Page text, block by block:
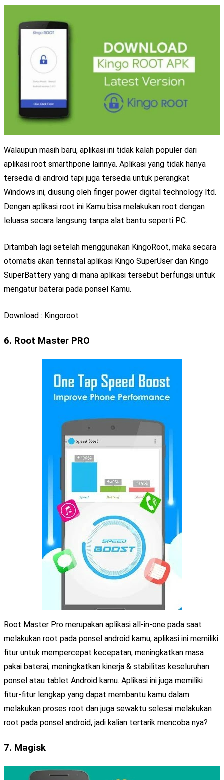
Walaupun masih baru, aplikasi ini tidak kalah populer dari
aplikasi root smarthpone lainnya. Aplikasi yang tidak hanya
tersedia di android tapi juga tersedia untuk perangkat
Windows ini, diusung oleh finger power digital technology ltd.
Dengan aplikasi root ini Kamu bisa melakukan root dengan
leluasa secara langsung tanpa alat bantu seperti PC.
Ditambah lagi setelah menggunakan KingoRoot, maka secara
otomatis akan terinstal aplikasi Kingo SuperUser dan Kingo
SuperBattery yang di mana aplikasi tersebut berfungsi untuk
mengatur baterai pada ponsel Kamu.
Download : Kingoroot
6. Root Master PRO
Root Master Pro merupakan aplikasi all-in-one pada saat
melakukan root pada ponsel android kamu, aplikasi ini memiliki
fitur untuk mempercepat kecepatan, meningkatkan masa
pakai baterai, meningkatkan kinerja & stabilitas keseluruhan
ponsel atau tablet Android kamu. Aplikasi ini juga memiliki
fitur-fitur lengkap yang dapat membantu kamu dalam
melakukan proses root dan juga sewaktu selesai melakukan
root pada ponsel android, jadi kalian tertarik mencoba nya?
7. Magisk